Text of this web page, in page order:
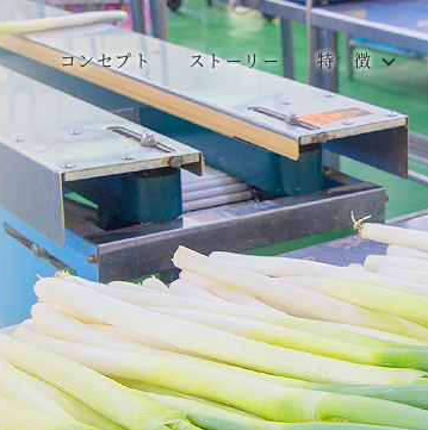
コンセプト ストーリー 特 徴